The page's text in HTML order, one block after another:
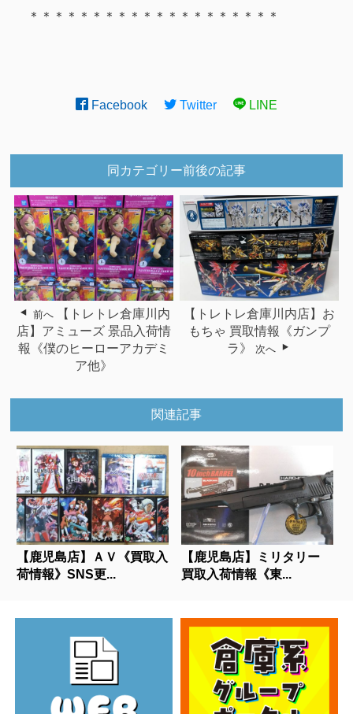
＊＊＊＊＊＊＊＊＊＊＊＊＊＊＊＊＊＊＊＊
Facebook Twitter LINE
同カテゴリー前後の記事
前へ
【トレトレ倉庫川内
店】アミューズ 景品入荷情
報《僕のヒーローアカデミ
ア他》
【トレトレ倉庫川内店】お
もちゃ 買取情報《ガンプ
ラ》
次へ
関連記事
【鹿児島店】ＡＶ《買取入
荷情報》SNS更...
【鹿児島店】ミリタリー
買取入荷情報《東...